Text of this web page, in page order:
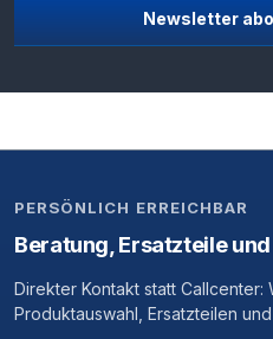
Newsletter
PERSÖNLICH ERREICHBAR
Beratung, Ersatzteile
Direkter Kontakt statt Callcenter:
Produktauswahl, Ersatzteilen